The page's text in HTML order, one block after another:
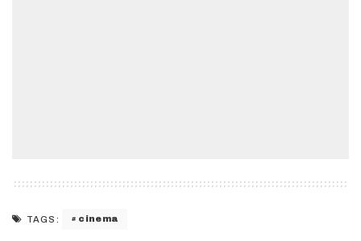
TAGS: cinema